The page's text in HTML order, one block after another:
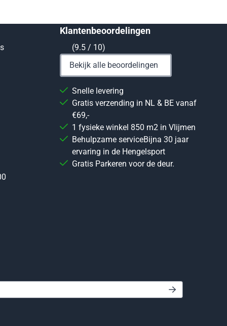
Klantenbeoordelingen
(9.5 / 10)
Bekijk alle beoordelingen
Snelle levering
Gratis verzending in NL & BE vanaf
€69,-
1 fysieke winkel 850 m2 in Vlijmen
Behulpzame serviceBijna 30 jaar
ervaring in de Hengelsport
Gratis Parkeren voor de deur.